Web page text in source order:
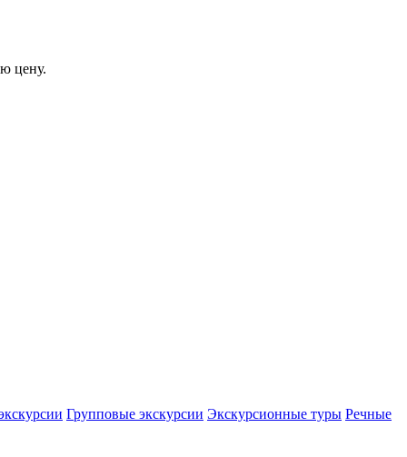
цену.
Групповые экскурсии Экскурсионные туры Речные